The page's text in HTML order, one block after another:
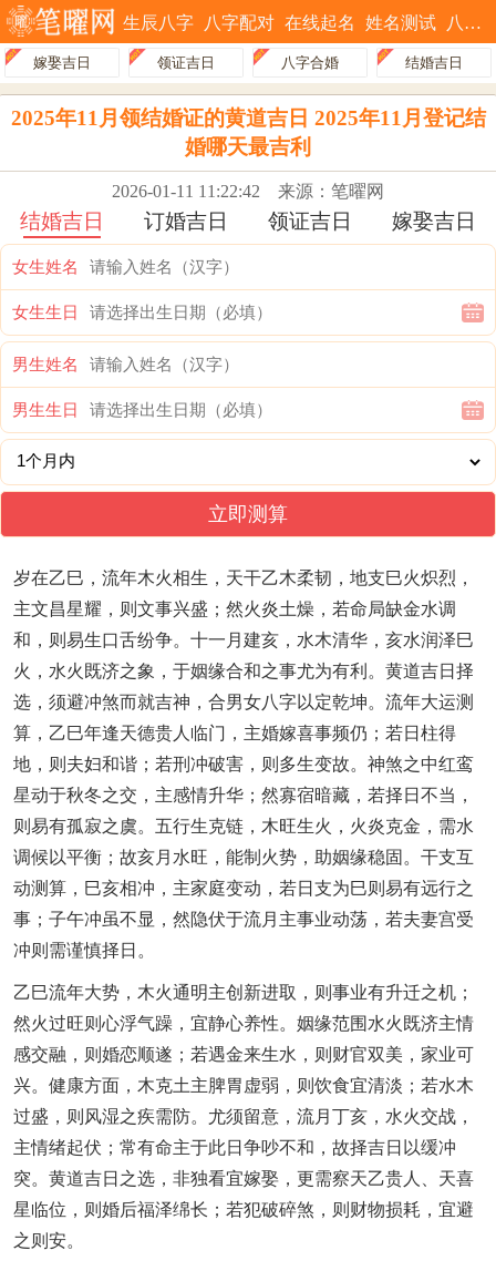
生辰八字 八字配对 在线起名 姓名测试 八字排盘
嫁娶吉日 领证吉日 八字合婚 结婚吉日
2025年11月领结婚证的黄道吉日 2025年11月登记结
婚哪天最吉利
2026-01-11 11:22:42 来源：笔曜网
结婚吉日 订婚吉日 领证吉日 嫁娶吉日
女生姓名
女生生日
男生姓名
男生生日
立即测算
岁在乙巳，流年木火相生，天干乙木柔韧，地支巳火炽烈，
主文昌星耀，则文事兴盛；然火炎土燥，若命局缺金水调
和，则易生口舌纷争。十一月建亥，水木清华，亥水润泽巳
火，水火既济之象，于姻缘合和之事尤为有利。黄道吉日择
选，须避冲煞而就吉神，合男女八字以定乾坤。流年大运测
算，乙巳年逢天德贵人临门，主婚嫁喜事频仍；若日柱得
地，则夫妇和谐；若刑冲破害，则多生变故。神煞之中红鸾
星动于秋冬之交，主感情升华；然寡宿暗藏，若择日不当，
则易有孤寂之虞。五行生克链，木旺生火，火炎克金，需水
调候以平衡；故亥月水旺，能制火势，助姻缘稳固。干支互
动测算，巳亥相冲，主家庭变动，若日支为巳则易有远行之
事；子午冲虽不显，然隐伏于流月主事业动荡，若夫妻宫受
冲则需谨慎择日。
乙巳流年大势，木火通明主创新进取，则事业有升迁之机；
然火过旺则心浮气躁，宜静心养性。姻缘范围水火既济主情
感交融，则婚恋顺遂；若遇金来生水，则财官双美，家业可
兴。健康方面，木克土主脾胃虚弱，则饮食宜清淡；若水木
过盛，则风湿之疾需防。尤须留意，流月丁亥，水火交战，
主情绪起伏；常有命主于此日争吵不和，故择吉日以缓冲
突。黄道吉日之选，非独看宜嫁娶，更需察天乙贵人、天喜
星临位，则婚后福泽绵长；若犯破碎煞，则财物损耗，宜避
之则安。